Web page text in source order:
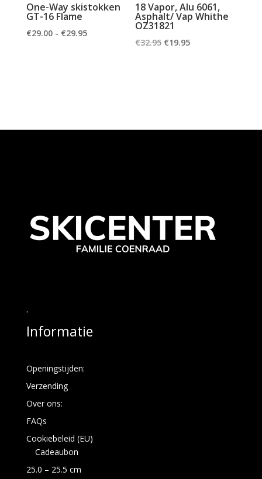
One-Way skistokken
GT-16 Flame
€29.00 - €29.95Prijsklasse:
18 Vapor, Alu 6061,
Asphalt/ Vap Whithe
OZ31821
€32.95 Oorspronkelijke
€19.95Huidige
.
Informatie
Openingstijden:
Verzending
Over ons:
FAQs
Cookiebeleid (EU)
Cadeaubon
25.0 – 25.5 cm